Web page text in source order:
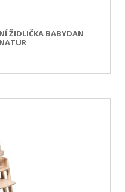
ŽIDLIČKA BABYDAN